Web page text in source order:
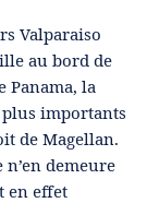
Valparaiso
au bord de
Panama, la
importants
de Magellan.
demeure
en effet